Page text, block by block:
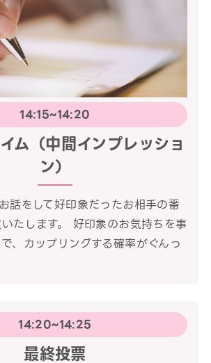
14:15~14:20
ム（中間インプレッショ
ン）
話をして好印象だったお相手の番
たします。 好印象のお気持ちを事
、カップリングする確率がぐんっ
14:20~14:25
最終投票